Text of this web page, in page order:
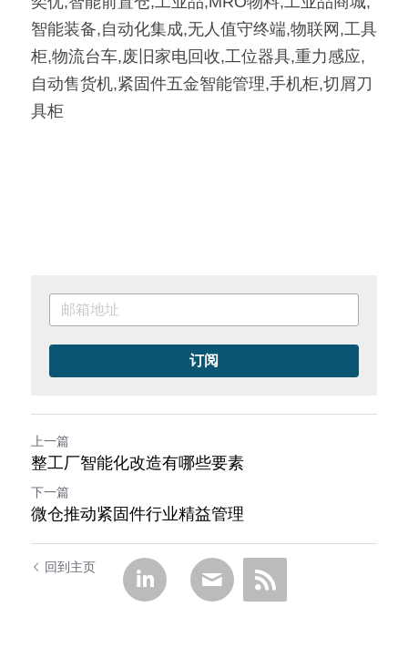
智能装备,自动化集成,无人值守终端,物联网,工具
柜,物流台车,废旧家电回收,工位器具,重力感应,
自动售货机,紧固件五金智能管理,手机柜,切屑刀
具柜
订阅
上一篇
整工厂智能化改造有哪些要素
下一篇
微仓推动紧固件行业精益管理
回到主页